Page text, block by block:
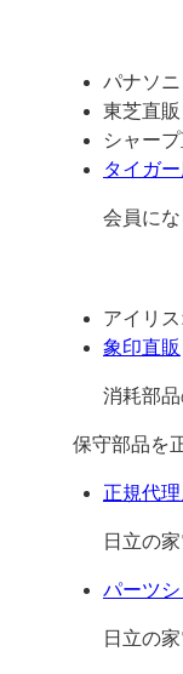
パナソニ
東芝直販
シャープ
タイガ
会員に
アイリ
象印直販
消耗部品
保守部品を
正規代
日立の
パーツ
日立の